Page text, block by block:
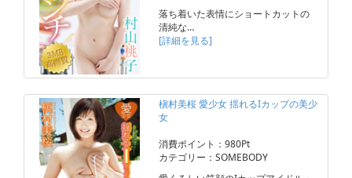
落ち着いた表情にショートカットの
清純な…
[詳細を見る]
槇村美桜 愛少女 揺れるIカップの美少
女
消費ポイント：980Pt
カテゴリー：SOMEBODY